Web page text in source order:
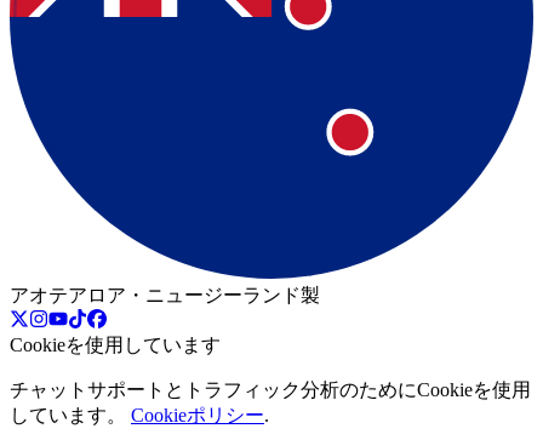
アオテアロア・ニュージーランド製
Cookieを使用しています
チャットサポートとトラフィック分析のためにCookieを使用
しています。
Cookieポリシー.